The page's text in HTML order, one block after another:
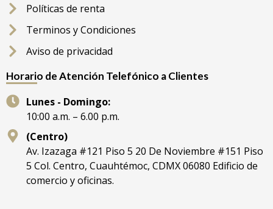
Políticas de renta
Terminos y Condiciones
Aviso de privacidad
Horario de Atención Telefónico a Clientes
Lunes - Domingo:
10:00 a.m. – 6.00 p.m.
(Centro)
Av. Izazaga #121 Piso 5 20 De Noviembre #151 Piso
5 Col. Centro, Cuauhtémoc, CDMX 06080 Edificio de
comercio y oficinas.